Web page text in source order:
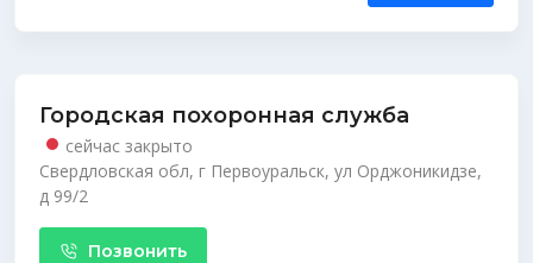
Городская похоронная служба
сейчас закрыто
Свердловская обл, г Первоуральск, ул Орджоникидзе,
д 99/2
Позвонить